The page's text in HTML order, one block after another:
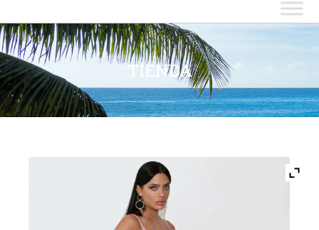
TIENDA